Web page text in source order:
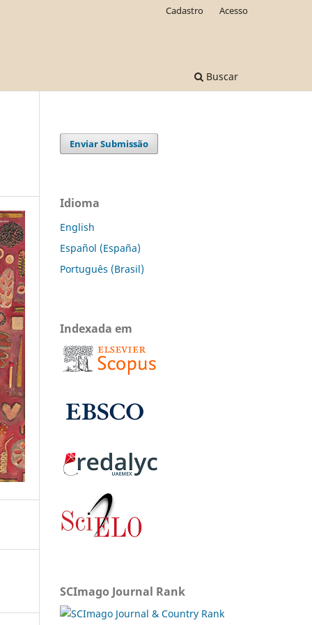
Buscar
Cadastro Acesso
Enviar Submissão
Idioma
English
Español (España)
Português (Brasil)
Indexada em
SCImago Journal Rank